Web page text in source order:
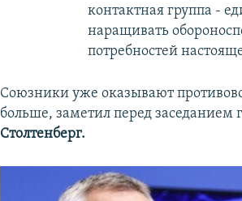
контактная группа -
наращивать
потребностей
Союзники уже оказывают
больше, заметил перед
Столтенберг.